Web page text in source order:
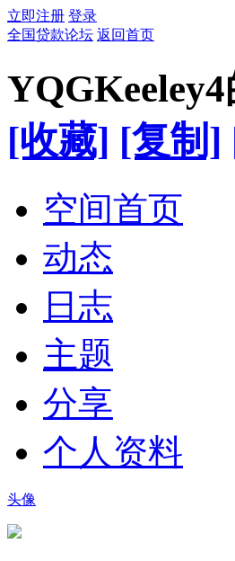
立即注册 登录
全国贷款论坛 返回首页
[收藏] [复制]
空间首页
动态
日志
主题
分享
个人资料
头像